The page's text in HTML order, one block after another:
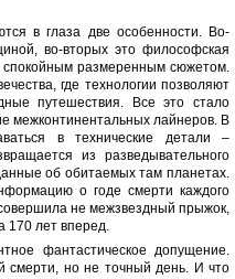
в глаза две особенности. Во-
во-вторых это философская
размеренным сюжетом.
где технологии позволяют
путешествия. Все это стало
межконтинентальных лайнеров. В
в технические детали –
из разведывательного
об обитаемых там планетах.
о годе смерти каждого
не межзвездный прыжок,
170 лет вперед.
фантастическое допущение.
смерти, но не точный день. И что